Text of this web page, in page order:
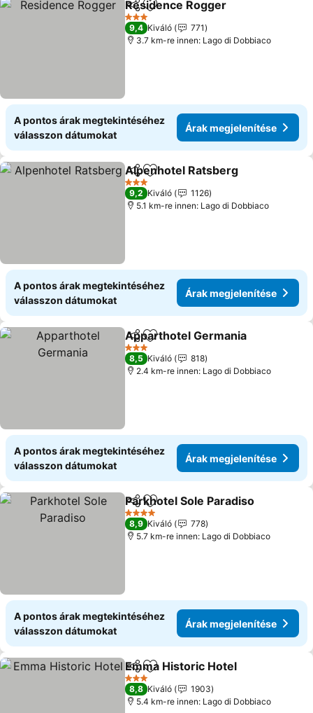
Megosztás
Hozzáadás a kedvencekhez
Residence Rogger
3 Kategória
9,4 Kiváló
771
3.7 km-re innen: Lago di Dobbiaco
A pontos árak megtekintéséhez
válasszon dátumokat
Árak megjelenítése
Megosztás
Hozzáadás a kedvencekhez
Alpenhotel Ratsberg
3 Kategória
9,2 Kiváló
1126
5.1 km-re innen: Lago di Dobbiaco
A pontos árak megtekintéséhez
válasszon dátumokat
Árak megjelenítése
Megosztás
Hozzáadás a kedvencekhez
Apparthotel Germania
3 Kategória
8,5 Kiváló
818
2.4 km-re innen: Lago di Dobbiaco
A pontos árak megtekintéséhez
válasszon dátumokat
Árak megjelenítése
Megosztás
Hozzáadás a kedvencekhez
Parkhotel Sole Paradiso
4 Kategória
8,9 Kiváló
778
5.7 km-re innen: Lago di Dobbiaco
A pontos árak megtekintéséhez
válasszon dátumokat
Árak megjelenítése
Megosztás
Hozzáadás a kedvencekhez
Emma Historic Hotel
3 Kategória
8,8 Kiváló
1903
5.4 km-re innen: Lago di Dobbiaco